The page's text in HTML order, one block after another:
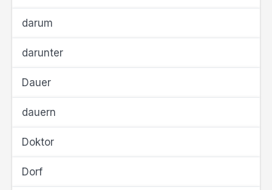
darum
darunter
Dauer
dauern
Doktor
Dorf